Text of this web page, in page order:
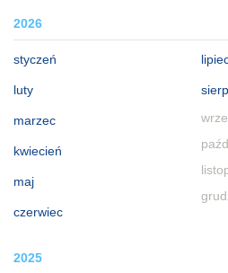
2026
styczeń
luty
marzec
kwiecień
maj
czerwiec
2025